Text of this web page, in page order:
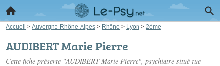
Accueil > Auvergne-Rhône-Alpes > Rhône > Lyon > 2ème
AUDIBERT Marie Pierre
Cette fiche présente "AUDIBERT Marie Pierre", psychiatre situé rue